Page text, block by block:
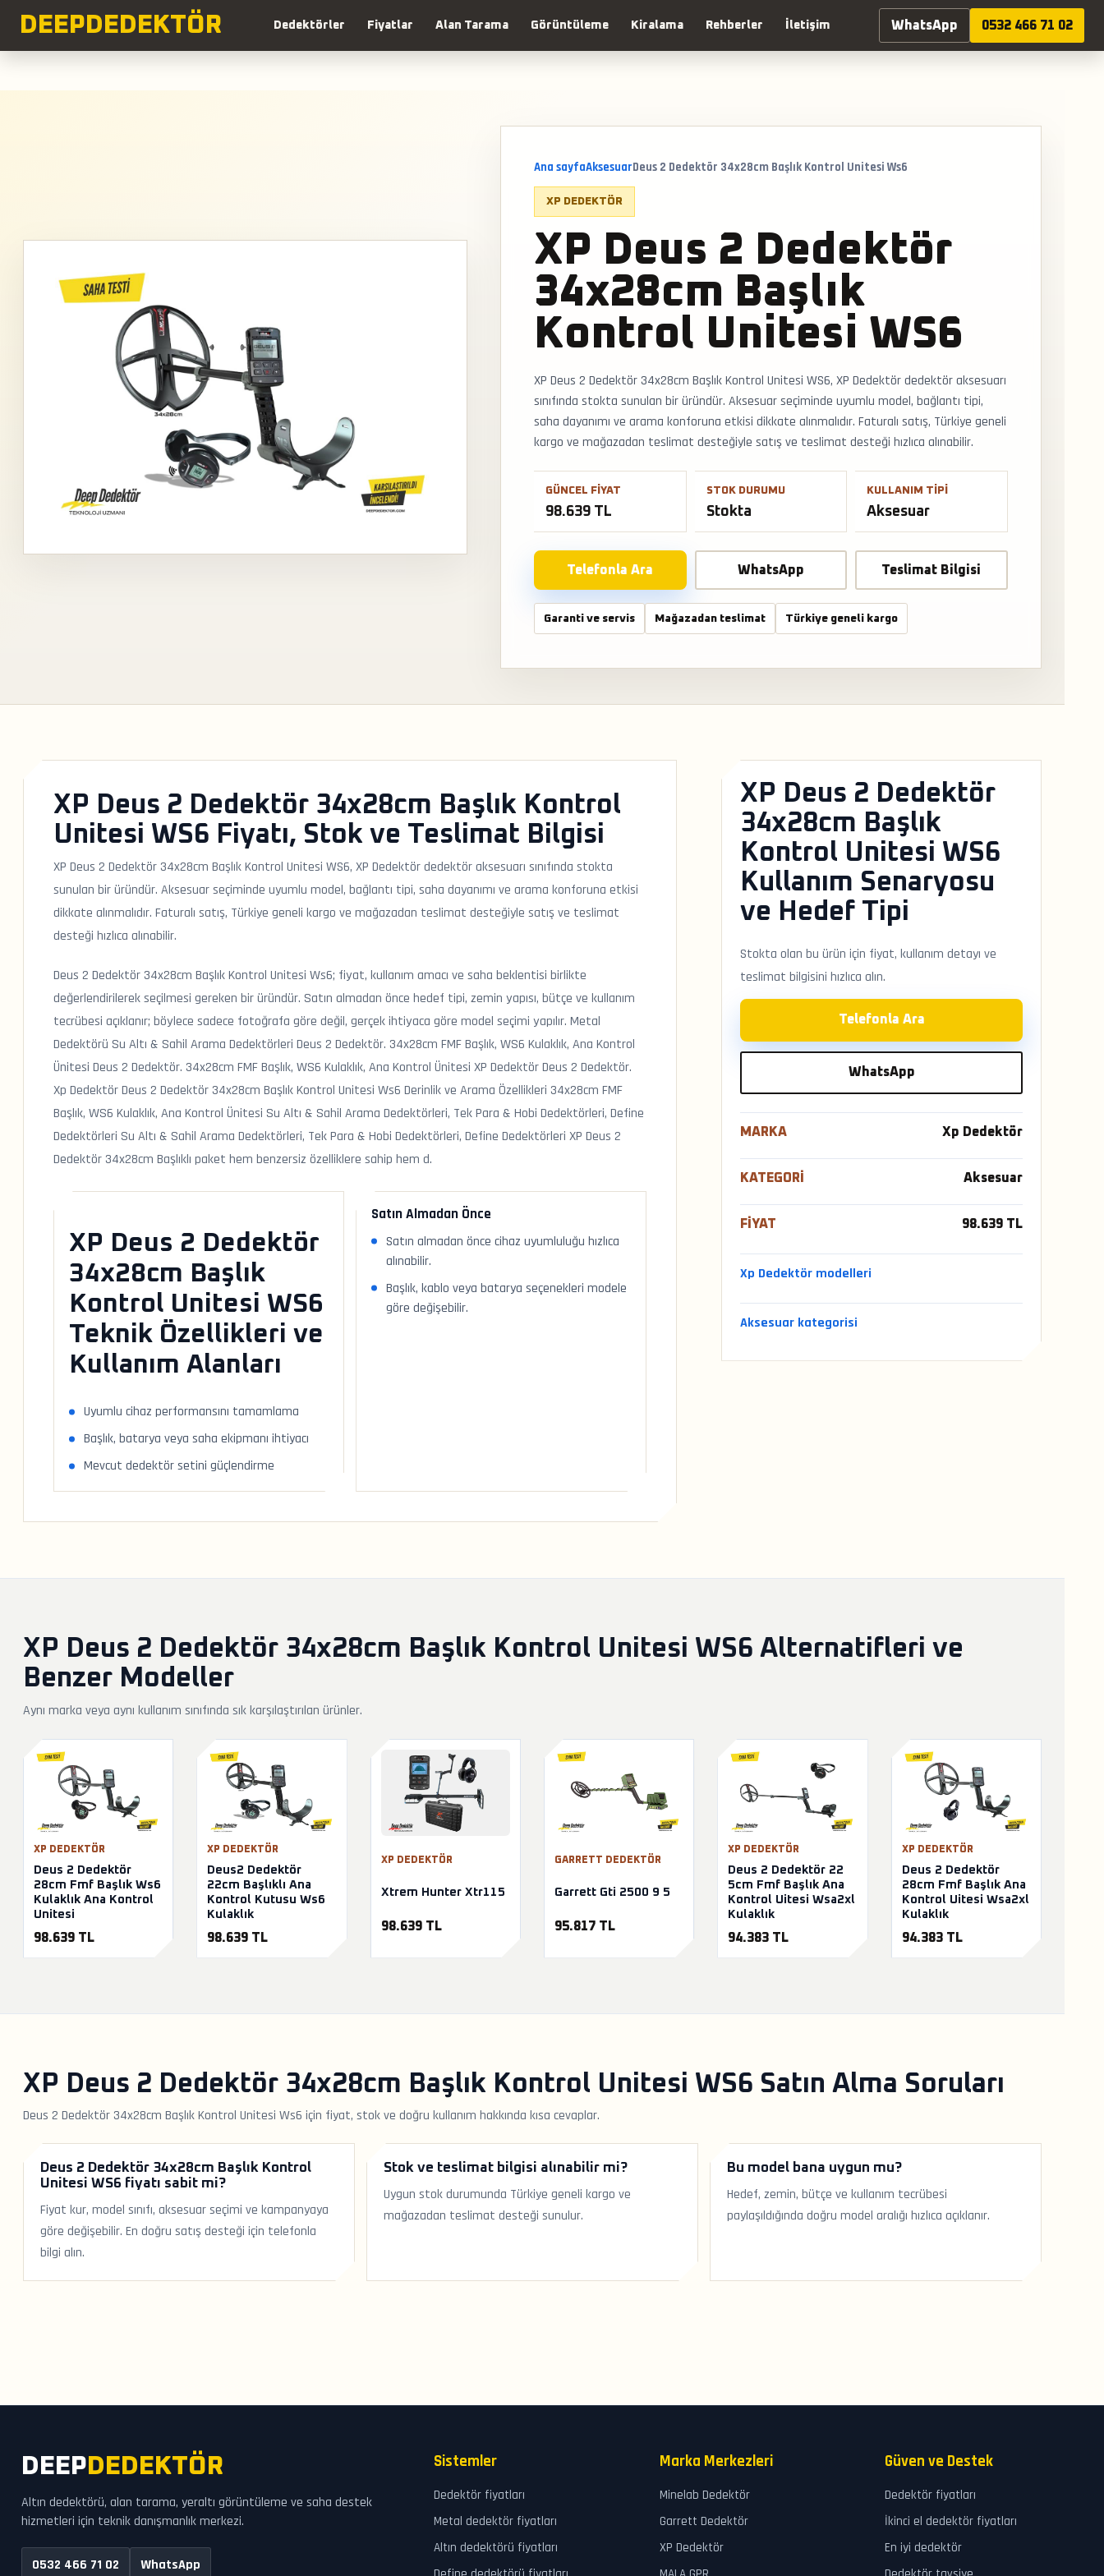
DEEP DEDEKTÖR Dedektörler Fiyatlar Alan Tarama Görüntüleme Kiralama Rehberler İletişim WhatsApp 0532 466 71 02
Ana sayfaAksesuarDeus 2 Dedektör 34x28cm Başlık Kontrol Unitesi Ws6
XP DEDEKTÖR
XP Deus 2 Dedektör
34x28cm Başlık
Kontrol Unitesi WS6
XP Deus 2 Dedektör 34x28cm Başlık Kontrol Unitesi WS6, XP Dedektör dedektör aksesuarı
sınıfında stokta sunulan bir üründür. Aksesuar seçiminde uyumlu model, bağlantı tipi,
saha dayanımı ve arama konforuna etkisi dikkate alınmalıdır. Faturalı satış, Türkiye geneli
kargo ve mağazadan teslimat desteğiyle satış ve teslimat desteği hızlıca alınabilir.
GÜNCEL FIYAT
98.639 TL
STOK DURUMU
Stokta
KULLANIM TIPI
Aksesuar
Telefonla Ara WhatsApp Teslimat Bilgisi
Garanti ve servis Mağazadan teslimat Türkiye geneli kargo
XP Deus 2 Dedektör 34x28cm Başlık Kontrol
Unitesi WS6 Fiyatı, Stok ve Teslimat Bilgisi
XP Deus 2 Dedektör 34x28cm Başlık Kontrol Unitesi WS6, XP Dedektör dedektör aksesuarı sınıfında stokta
sunulan bir üründür. Aksesuar seçiminde uyumlu model, bağlantı tipi, saha dayanımı ve arama konforuna etkisi
dikkate alınmalıdır. Faturalı satış, Türkiye geneli kargo ve mağazadan teslimat desteğiyle satış ve teslimat
desteği hızlıca alınabilir.
Deus 2 Dedektör 34x28cm Başlık Kontrol Unitesi Ws6; fiyat, kullanım amacı ve saha beklentisi birlikte
değerlendirilerek seçilmesi gereken bir üründür. Satın almadan önce hedef tipi, zemin yapısı, bütçe ve kullanım
tecrübesi açıklanır; böylece sadece fotoğrafa göre değil, gerçek ihtiyaca göre model seçimi yapılır. Metal
Dedektörü Su Altı & Sahil Arama Dedektörleri Deus 2 Dedektör. 34x28cm FMF Başlık, WS6 Kulaklık, Ana Kontrol
Ünitesi Deus 2 Dedektör. 34x28cm FMF Başlık, WS6 Kulaklık, Ana Kontrol Ünitesi XP Dedektör Deus 2 Dedektör.
Xp Dedektör Deus 2 Dedektör 34x28cm Başlık Kontrol Unitesi Ws6 Derinlik ve Arama Özellikleri 34x28cm FMF
Başlık, WS6 Kulaklık, Ana Kontrol Ünitesi Su Altı & Sahil Arama Dedektörleri, Tek Para & Hobi Dedektörleri, Define
Dedektörleri Su Altı & Sahil Arama Dedektörleri, Tek Para & Hobi Dedektörleri, Define Dedektörleri XP Deus 2
Dedektör 34x28cm Başlıklı paket hem benzersiz özelliklere sahip hem d.
XP Deus 2 Dedektör
34x28cm Başlık
Kontrol Unitesi WS6
Teknik Özellikleri ve
Kullanım Alanları
Uyumlu cihaz performansını tamamlama
Başlık, batarya veya saha ekipmanı ihtiyacı
Mevcut dedektör setini güçlendirme
Satın Almadan Önce
Satın almadan önce cihaz uyumluluğu hızlıca
alınabilir.
Başlık, kablo veya batarya seçenekleri modele
göre değişebilir.
XP Deus 2 Dedektör
34x28cm Başlık
Kontrol Unitesi WS6
Kullanım Senaryosu
ve Hedef Tipi
Stokta olan bu ürün için fiyat, kullanım detayı ve
teslimat bilgisini hızlıca alın.
Telefonla Ara
WhatsApp
MARKA Xp Dedektör
KATEGORI Aksesuar
FIYAT 98.639 TL
Xp Dedektör modelleri
Aksesuar kategorisi
XP Deus 2 Dedektör 34x28cm Başlık Kontrol Unitesi WS6 Alternatifleri ve
Benzer Modeller
Aynı marka veya aynı kullanım sınıfında sık karşılaştırılan ürünler.
XP DEDEKTÖR
Deus 2 Dedektör
28cm Fmf Başlık Ws6
Kulaklık Ana Kontrol
Unitesi
98.639 TL
XP DEDEKTÖR
Deus2 Dedektör
22cm Başlıklı Ana
Kontrol Kutusu Ws6
Kulaklık
98.639 TL
XP DEDEKTÖR
Xtrem Hunter Xtr115
98.639 TL
GARRETT DEDEKTÖR
Garrett Gti 2500 9 5
95.817 TL
XP DEDEKTÖR
Deus 2 Dedektör 22
5cm Fmf Başlık Ana
Kontrol Uitesi Wsa2xl
Kulaklık
94.383 TL
XP DEDEKTÖR
Deus 2 Dedektör
28cm Fmf Başlık Ana
Kontrol Uitesi Wsa2xl
Kulaklık
94.383 TL
XP Deus 2 Dedektör 34x28cm Başlık Kontrol Unitesi WS6 Satın Alma Soruları
Deus 2 Dedektör 34x28cm Başlık Kontrol Unitesi Ws6 için fiyat, stok ve doğru kullanım hakkında kısa cevaplar.
Deus 2 Dedektör 34x28cm Başlık Kontrol
Unitesi WS6 fiyatı sabit mi?
Fiyat kur, model sınıfı, aksesuar seçimi ve kampanyaya
göre değişebilir. En doğru satış desteği için telefonla
bilgi alın.
Stok ve teslimat bilgisi alınabilir mi?
Uygun stok durumunda Türkiye geneli kargo ve
mağazadan teslimat desteği sunulur.
Bu model bana uygun mu?
Hedef, zemin, bütçe ve kullanım tecrübesi
paylaşıldığında doğru model aralığı hızlıca açıklanır.
DEEP DEDEKTÖR
Altın dedektörü, alan tarama, yeraltı görüntüleme ve saha destek
hizmetleri için teknik danışmanlık merkezi.
0532 466 71 02 WhatsApp
Sistemler
Dedektör fiyatları
Metal dedektör fiyatları
Altın dedektörü fiyatları
Marka Merkezleri
Minelab Dedektör
Garrett Dedektör
XP Dedektör
Güven ve Destek
Dedektör fiyatları
İkinci el dedektör fiyatları
En iyi dedektör